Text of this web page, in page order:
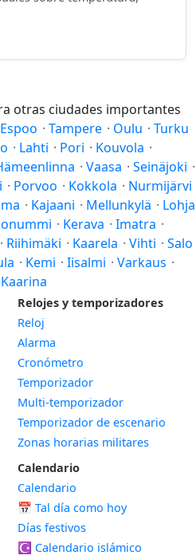
otras ciudades importantes
Espoo · Tampere · Oulu · Turku
· Lahti · Pori · Kouvola ·
· Vaasa · Seinäjoki ·
· Porvoo · Kokkola · Nurmijärvi
· Kajaani · Mellunkylä · Lohja
· Kerava · Imatra ·
· Riihimäki · Kaarela · Vihti · Salo
· Kemi · Iisalmi · Varkaus ·
Kaarina
Relojes y temporizadores
Reloj
Alarma
Cronómetro
Temporizador
Multi-temporizador
Temporizador de escenario
Zonas horarias militares
Calendario
Calendario
📅 Tal día como hoy
Días festivos
☪️ Calendario islámico